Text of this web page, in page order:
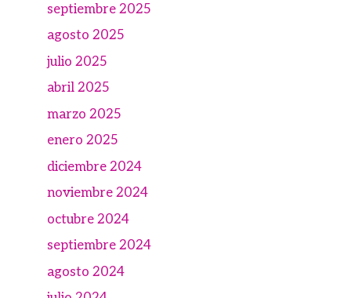
septiembre 2025
agosto 2025
julio 2025
abril 2025
marzo 2025
enero 2025
diciembre 2024
noviembre 2024
octubre 2024
septiembre 2024
agosto 2024